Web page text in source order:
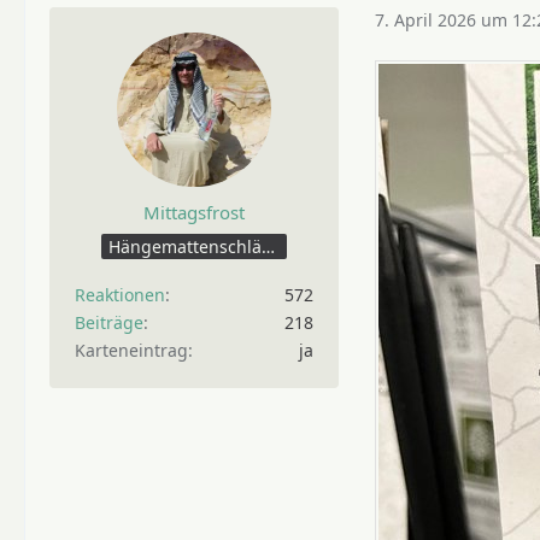
Mittagsfrost
Hängemattenschläfer
Reaktionen
572
Beiträge
218
Karteneintrag
ja
7. April 2026 um